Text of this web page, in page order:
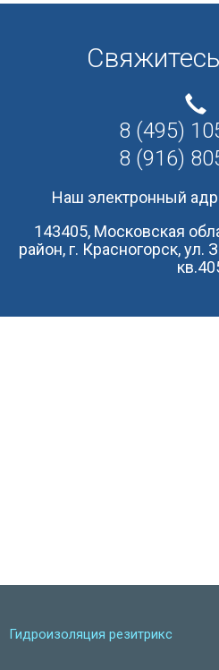
8 (495)
8 (916)
Наш электронный
143405, Московская
район, г. Красногорск, ул.
Гидроизоляция резитрикс